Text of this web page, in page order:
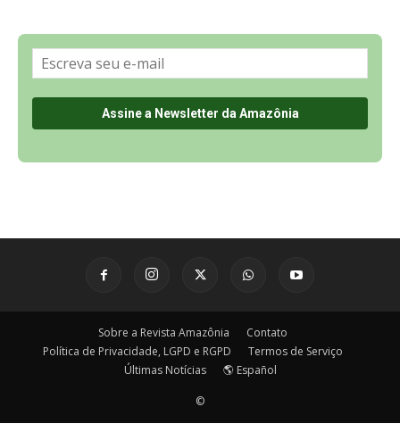
Sobre a Revista Amazônia
Contato
Política de Privacidade, LGPD e RGPD
Termos de Serviço
Últimas Notícias
🌎 Español
©